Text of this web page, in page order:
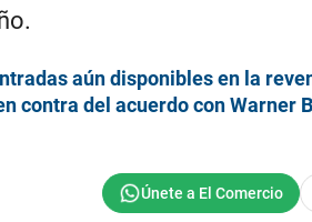
aún disponibles en la
contra del acuerdo con Warner